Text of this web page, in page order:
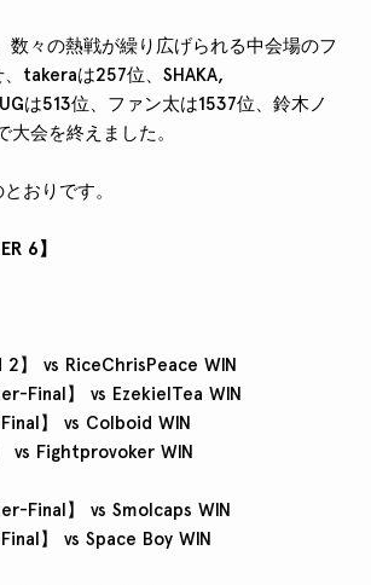
数々の熱戦が繰り広げられる中会場のフ
takeraは257位、SHAKA,
は513位、ファン太は1537位、鈴木ノ
大会を終えました。
おりです。
6】
2】 vs RiceChrisPeace WIN
Final】 vs EzekielTea WIN
】 vs Colboid WIN
vs Fightprovoker WIN
Final】 vs Smolcaps WIN
】 vs Space Boy WIN